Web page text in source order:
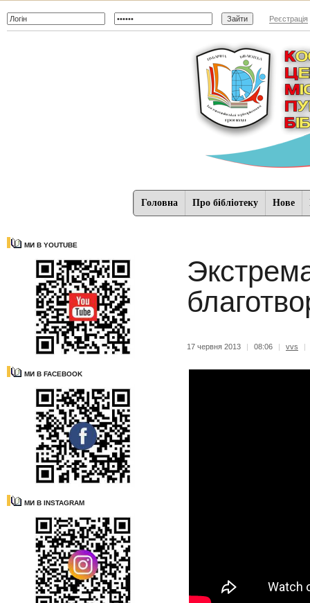
Реєстрація
Головна Про бібліотеку Нове
МИ В YOUTUBE
МИ В FACEBOOK
МИ В INSTAGRAM
17 червня 2013 | 08:06 | vvs |